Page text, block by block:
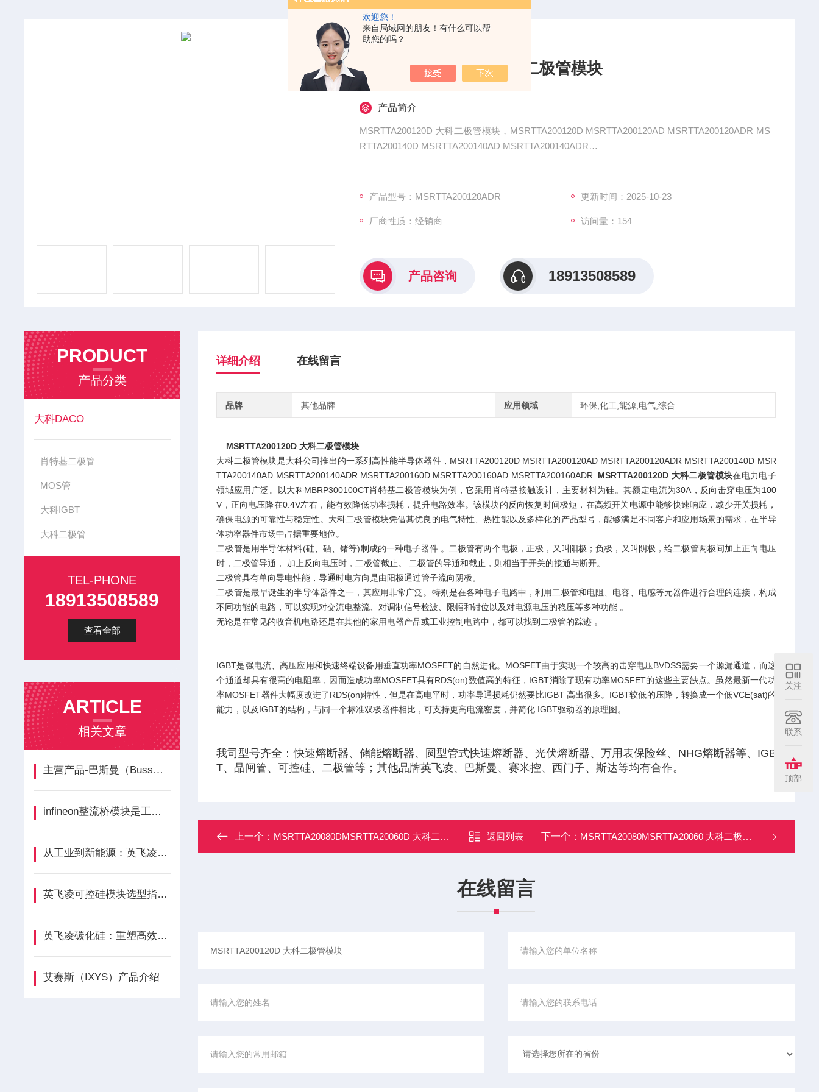
欢迎您！
来自局域网的朋友！有什么可以帮
助您的吗？
MSRTTA200120D 大科二极管模块
产品简介
MSRTTA200120D 大科二极管模块，MSRTTA200120D MSRTTA200120AD MSRTTA200120ADR MS
RTTA200140D MSRTTA200140AD MSRTTA200140ADR
产品型号：MSRTTA200120ADR
更新时间：2025-10-23
厂商性质：经销商 访问量：154
产品咨询 18913508589
PRODUCT
产品分类
大科DACO
肖特基二极管
MOS管
大科IGBT
大科二极管
TEL-PHONE
18913508589
查看全部
ARTICLE
相关文章
主营产品-巴斯曼（Bussmann）产品介绍
infineon整流桥模块是工业电力转换的基石
从工业到新能源：英飞凌二极管模块应用全解析
英飞凌可控硅模块选型指南：精准匹配应用需求的关键步骤
英飞凌碳化硅：重塑高效能源转换的宽禁带半导体引擎
艾赛斯（IXYS）产品介绍
详细介绍 在线留言
品牌 其他品牌 应用领域 环保,化工,能源,电气,综合
MSRTTA200120D 大科二极管模块
大科二极管模块是大科公司推出的一系列高性能半导体器件，MSRTTA200120D MSRTTA200120AD MSRTTA200120ADR MSRTTA200140D MSR
TTA200140AD MSRTTA200140ADR MSRTTA200160D MSRTTA200160AD MSRTTA200160ADR MSRTTA200120D 大科二极管模块在电力电子
领域应用广泛。以大科MBRP300100CT肖特基二极管模块为例，它采用肖特基接触设计，主要材料为硅。其额定电流为30A，反向击穿电压为100
V，正向电压降在0.4V左右，能有效降低功率损耗，提升电路效率。该模块的反向恢复时间极短，在高频开关电源中能够快速响应，减少开关损耗，
确保电源的可靠性与稳定性。大科二极管模块凭借其优良的电气特性、热性能以及多样化的产品型号，能够满足不同客户和应用场景的需求，在半导
体功率器件市场中占据重要地位。
二极管是用半导体材料(硅、硒、锗等)制成的一种电子器件 。二极管有两个电极，正极，又叫阳极；负极，又叫阴极，给二极管两极间加上正向电压
时，二极管导通， 加上反向电压时，二极管截止。 二极管的导通和截止，则相当于开关的接通与断开。
二极管具有单向导电性能，导通时电方向是由阳极通过管子流向阴极。
二极管是最早诞生的半导体器件之一，其应用非常广泛。特别是在各种电子电路中，利用二极管和电阻、电容、电感等元器件进行合理的连接，构成
不同功能的电路，可以实现对交流电整流、对调制信号检波、限幅和钳位以及对电源电压的稳压等多种功能 。
无论是在常见的收音机电路还是在其他的家用电器产品或工业控制电路中，都可以找到二极管的踪迹 。
IGBT是强电流、高压应用和快速终端设备用垂直功率MOSFET的自然进化。MOSFET由于实现一个较高的击穿电压BVDSS需要一个源漏通道，而这
个通道却具有很高的电阻率，因而造成功率MOSFET具有RDS(on)数值高的特征，IGBT消除了现有功率MOSFET的这些主要缺点。虽然最新一代功
率MOSFET器件大幅度改进了RDS(on)特性，但是在高电平时，功率导通损耗仍然要比IGBT 高出很多。IGBT较低的压降，转换成一个低VCE(sat)的
能力，以及IGBT的结构，与同一个标准双极器件相比，可支持更高电流密度，并简化 IGBT驱动器的原理图。
我司型号齐全：快速熔断器、储能熔断器、圆型管式快速熔断器、光伏熔断器、万用表保险丝、NHG熔断器等、IGB
T、晶闸管、可控硅、二极管等；其他品牌英飞凌、巴斯曼、赛米控、西门子、斯达等均有合作。
上一个： MSRTTA20080DMSRTTA20060D 大科二极管模块 返回列表 下一个： MSRTTA20080MSRTTA20060 大科二极管模块
在线留言
关注
联系
顶部